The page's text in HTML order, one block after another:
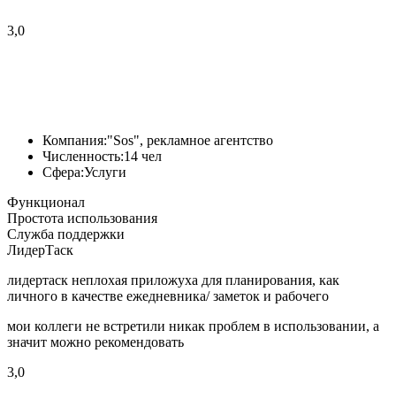
3,0
Компания:"Sos", рекламное агентство
Численность:14 чел
Сфера:Услуги
Функционал
Простота использования
Служба поддержки
ЛидерТаск
лидертаск неплохая приложуха для планирования, как
личного в качестве ежедневника/ заметок и рабочего
мои коллеги не встретили никак проблем в использовании, а
значит можно рекомендовать
3,0